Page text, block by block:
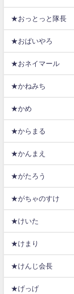
★おっとっと隊長
★おぱいやろ
★おネイマール
★かねみち
★かめ
★からまる
★かんまえ
★がたろう
★がちゃのすけ
★けいた
★けまり
★けんじ会長
★げっげ